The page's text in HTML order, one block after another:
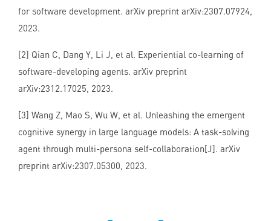
for software development. arXiv preprint arXiv:2307.07924,
2023.
[2] Qian C, Dang Y, Li J, et al. Experiential co-learning of
software-developing agents. arXiv preprint
arXiv:2312.17025, 2023.
[3] Wang Z, Mao S, Wu W, et al. Unleashing the emergent
cognitive synergy in large language models: A task-solving
agent through multi-persona self-collaboration[J]. arXiv
preprint arXiv:2307.05300, 2023.